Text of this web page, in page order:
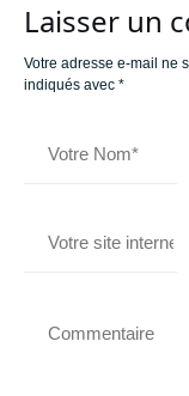
Laisser un
Votre adresse e-mail ne
indiqués avec *